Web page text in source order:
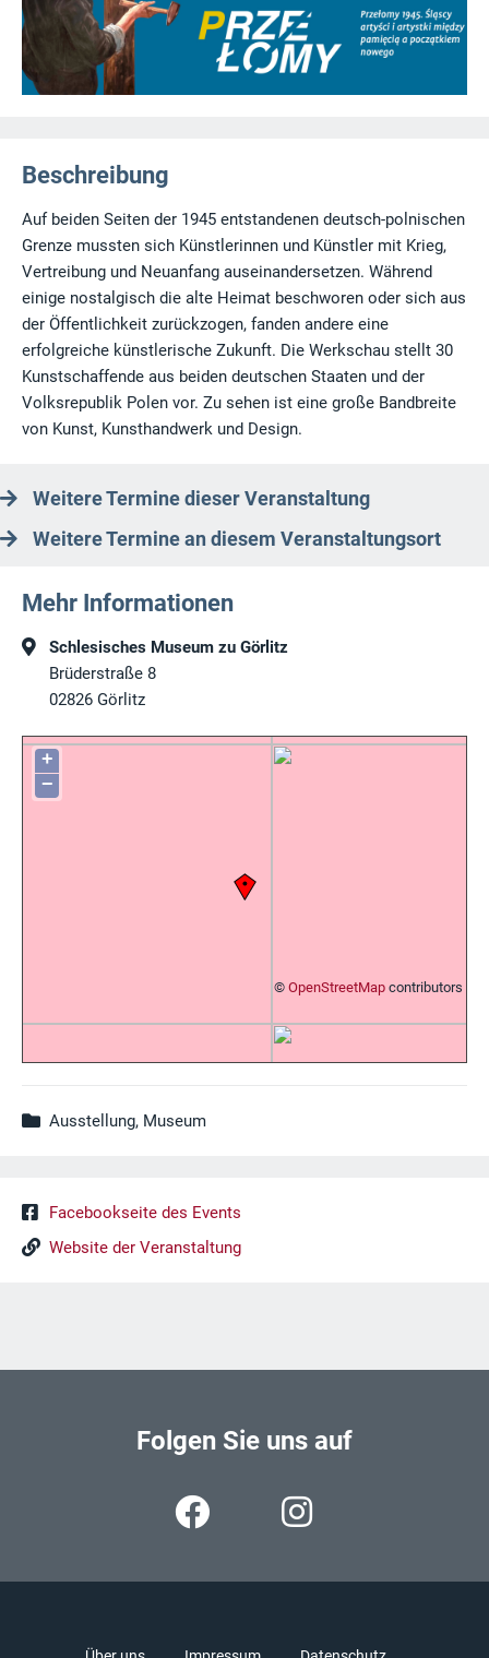
Beschreibung
Auf beiden Seiten der 1945 entstandenen deutsch-polnischen
Grenze mussten sich Künstlerinnen und Künstler mit Krieg,
Vertreibung und Neuanfang auseinandersetzen. Während
einige nostalgisch die alte Heimat beschworen oder sich aus
der Öffentlichkeit zurückzogen, fanden andere eine
erfolgreiche künstlerische Zukunft. Die Werkschau stellt 30
Kunstschaffende aus beiden deutschen Staaten und der
Volksrepublik Polen vor. Zu sehen ist eine große Bandbreite
von Kunst, Kunsthandwerk und Design.
Weitere Termine dieser Veranstaltung
Weitere Termine an diesem Veranstaltungsort
Mehr Informationen
Schlesisches Museum zu Görlitz
Brüderstraße 8
02826 Görlitz
+
−
© OpenStreetMap contributors
Ausstellung, Museum
Facebookseite des Events
Website der Veranstaltung
Folgen Sie uns auf